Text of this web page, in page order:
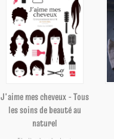
J'aime mes cheveux - Tous
les soins de beauté au
naturel